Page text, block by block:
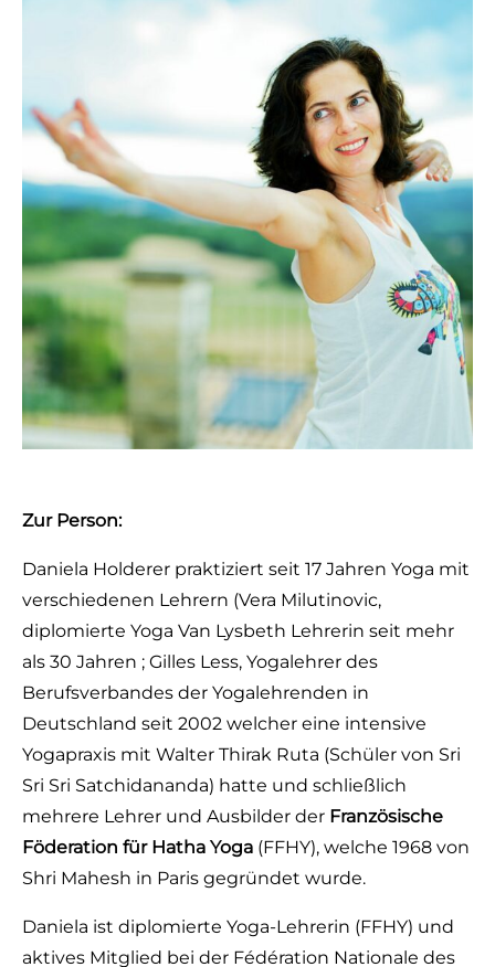
Zur Person:
Daniela Holderer praktiziert seit 17 Jahren Yoga mit
verschiedenen Lehrern (Vera Milutinovic,
diplomierte Yoga Van Lysbeth Lehrerin seit mehr
als 30 Jahren ; Gilles Less, Yogalehrer des
Berufsverbandes der Yogalehrenden in
Deutschland seit 2002 welcher eine intensive
Yogapraxis mit Walter Thirak Ruta (Schüler von Sri
Sri Sri Satchidananda) hatte und schließlich
mehrere Lehrer und Ausbilder der Französische
Föderation für Hatha Yoga (FFHY), welche 1968 von
Shri Mahesh in Paris gegründet wurde.
Daniela ist diplomierte Yoga-Lehrerin (FFHY) und
aktives Mitglied bei der Fédération Nationale des